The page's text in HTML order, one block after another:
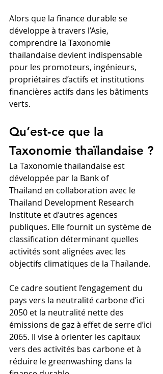
Alors que la finance durable se
développe à travers l’Asie,
comprendre la Taxonomie
thaïlandaise devient indispensable
pour les promoteurs, ingénieurs,
propriétaires d’actifs et institutions
financières actifs dans les bâtiments
verts.
Qu’est-ce que la
Taxonomie thaïlandaise ?
La Taxonomie thaïlandaise est
développée par la Bank of
Thailand en collaboration avec le
Thailand Development Research
Institute et d’autres agences
publiques. Elle fournit un système de
classification déterminant quelles
activités sont alignées avec les
objectifs climatiques de la Thaïlande.
Ce cadre soutient l’engagement du
pays vers la neutralité carbone d’ici
2050 et la neutralité nette des
émissions de gaz à effet de serre d’ici
2065. Il vise à orienter les capitaux
vers des activités bas carbone et à
réduire le greenwashing dans la